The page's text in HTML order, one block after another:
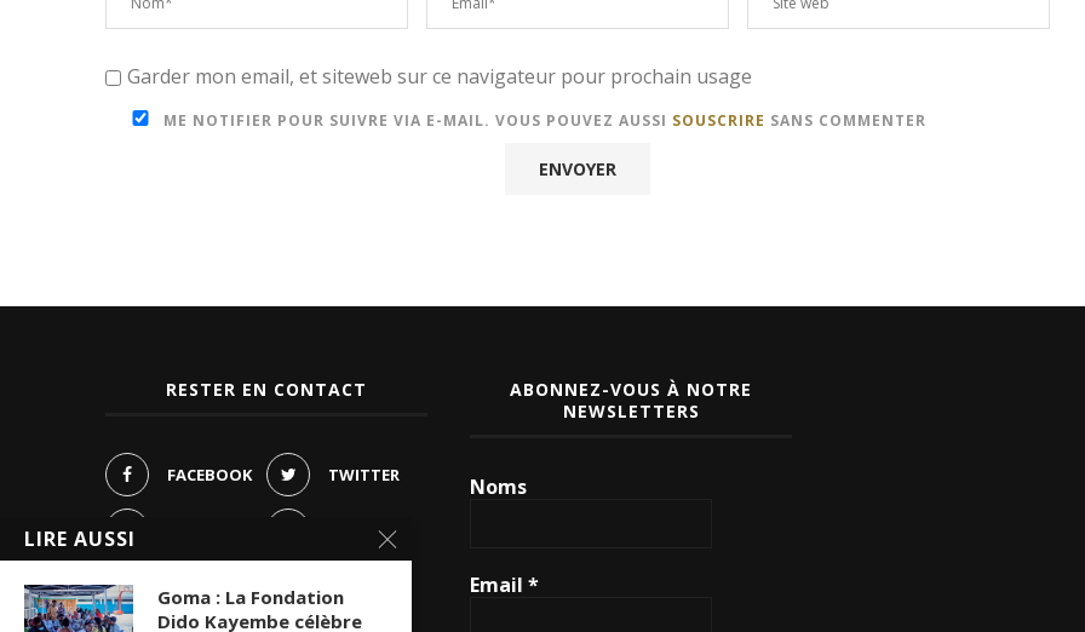
Garder mon email, et siteweb sur ce navigateur pour prochain usage
ME NOTIFIER POUR SUIVRE VIA E-MAIL. VOUS POUVEZ AUSSI SOUSCRIRE SANS COMMENTER
RESTER EN CONTACT
FACEBOOK TWITTER
INSTAGRAM
PINTEREST
ABONNEZ-VOUS À NOTRE
NEWSLETTERS
Noms
Email*
LIRE AUSSI
Goma : La Fondation
Dido Kayembe célèbre